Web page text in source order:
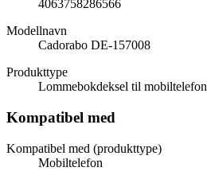
4063758286566
Modellnavn
Cadorabo DE-157008
Produkttype
Lommebokdeksel til mobiltelefon
Kompatibel med
Kompatibel med (produkttype)
Mobiltelefon